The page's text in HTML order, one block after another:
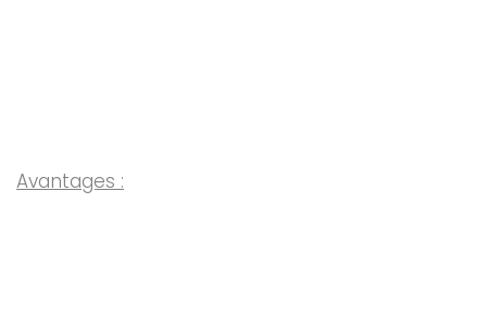
Avantages :